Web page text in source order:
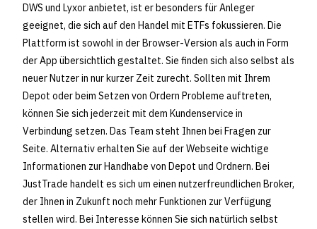
DWS und Lyxor anbietet, ist er besonders für Anleger
geeignet, die sich auf den Handel mit ETFs fokussieren. Die
Plattform ist sowohl in der Browser-Version als auch in Form
der App übersichtlich gestaltet. Sie finden sich also selbst als
neuer Nutzer in nur kurzer Zeit zurecht. Sollten mit Ihrem
Depot oder beim Setzen von Ordern Probleme auftreten,
können Sie sich jederzeit mit dem Kundenservice in
Verbindung setzen. Das Team steht Ihnen bei Fragen zur
Seite. Alternativ erhalten Sie auf der Webseite wichtige
Informationen zur Handhabe von Depot und Ordnern. Bei
JustTrade handelt es sich um einen nutzerfreundlichen Broker,
der Ihnen in Zukunft noch mehr Funktionen zur Verfügung
stellen wird. Bei Interesse können Sie sich natürlich selbst